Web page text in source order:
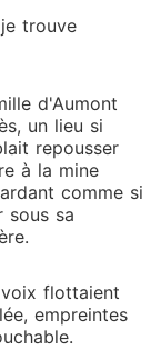
trouve
d'Aumont
un lieu si
repousser
à la mine
comme si
sous sa
flottaient
empreintes